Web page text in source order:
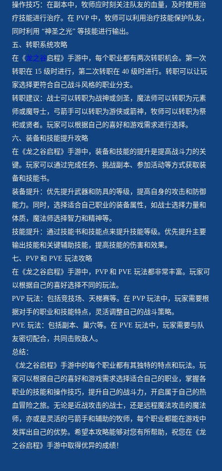
操作技巧：在副本中，牧师应时刻关注队友的血量，及时使用治
疗技能进行治疗。在 PVP 中，牧师可以利用治疗技能保护队友，
同时利用 “神圣之光” 等技能进行输出。
五、转职系统攻略
在《龙之谷启程》手游中，每个职业都有两次转职机会。第一次
转职在 15 级时进行，第二次转职在 40 级时进行。转职可以让玩
家选择更符合自己战斗风格的职业分支。
转职建议：战士可以转职为战神或剑圣，魔法师可以转职为元素
师或魔导士，弓箭手可以转职为游侠或箭神，牧师可以转职为祭
祀或贤者。玩家可以根据自己的喜好和游戏需求进行选择。
六、装备和技能提升攻略
在《龙之谷启程》手游中，装备和技能的提升是提高战斗力的关
键。玩家可以通过完成任务、挑战副本、参加活动等方式获取装
备和技能书。
装备提升：优先提升武器和防具的等级，提高自身的攻击和防御
能力。同时，选择适合自己职业的装备属性，如战士选择力量和
体质，魔法师选择智力和精神等。
技能提升：通过技能书和技能点来提升技能等级。优先提升主要
输出技能和关键辅助技能，提高技能的伤害和效果。
七、PVP 和 PVE 玩法攻略
在《龙之谷启程》手游中，PVP 和 PVE 玩法都非常丰富。玩家可
以根据自己的喜好选择不同的玩法。
PVP 玩法：包括竞技场、天梯赛等。在 PVP 玩法中，玩家需要根
据对手的职业和技能特点，灵活调整自己的战斗策略。
PVE 玩法：包括副本、巢穴等。在 PVE 玩法中，玩家需要与队
友密切配合，共同击败敌人。
总结：
《龙之谷启程》手游中的每个职业都有其独特的特点和玩法。玩
家可以根据自己的喜好和游戏需求选择适合自己的职业，掌握各
职业的技能和操作技巧，提升自己的战斗力，开启属于自己的热
血冒险之旅。无论是近战攻击的战士，还是远程魔法攻击的魔法
师，亦或是灵活的弓箭手和辅助的牧师，每个职业都能在游戏中
发挥出自己的优势。希望本攻略能够对您有所帮助，祝您在《龙
之谷启程》手游中取得优异的成绩！